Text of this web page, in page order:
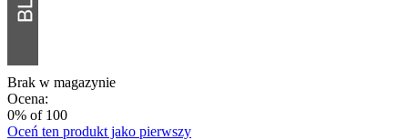
Brak w magazynie
Ocena:
0% of 100
Oceń ten produkt jako pierwszy